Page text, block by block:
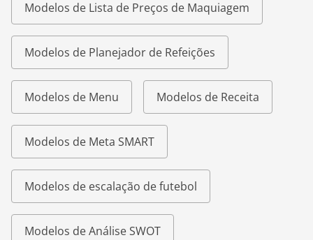
Modelos de Lista de Preços de Maquiagem
Modelos de Planejador de Refeições
Modelos de Menu Modelos de Receita
Modelos de Meta SMART
Modelos de escalação de futebol
Modelos de Análise SWOT